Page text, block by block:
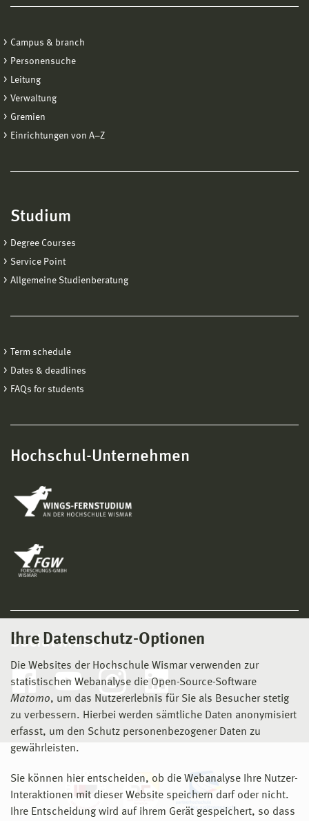
Ihre Datenschutz-Optionen
Die Websites der Hochschule Wismar verwenden zur
statistischen Webanalyse die Open-Source-Software
Matomo, um das Nutzererlebnis für Sie als Besucher stetig
zu verbessern. Hierbei werden sämtliche Daten anonymisiert
erfasst, um den Schutz personenbezogener Daten zu
gewährleisten.
Sie können hier entscheiden, ob die Webanalyse Ihre Nutzer-
Interaktionen mit dieser Website speichern darf oder nicht.
Ihre Entscheidung wird auf ihrem Gerät gespeichert, so dass
Campus & branch
Personensuche
Leitung
Verwaltung
Gremien
Einrichtungen von A−Z
Studium
Degree Courses
Service Point
Allgemeine Studienberatung
Term schedule
Dates & deadlines
FAQs for students
Hochschul-Unternehmen
Social Media